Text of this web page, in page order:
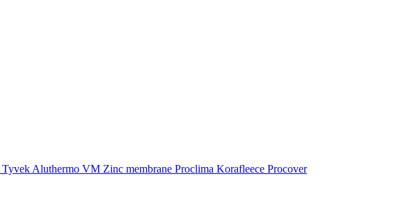
Tyvek Aluthermo VM Zinc membrane Proclima Korafleece Procover